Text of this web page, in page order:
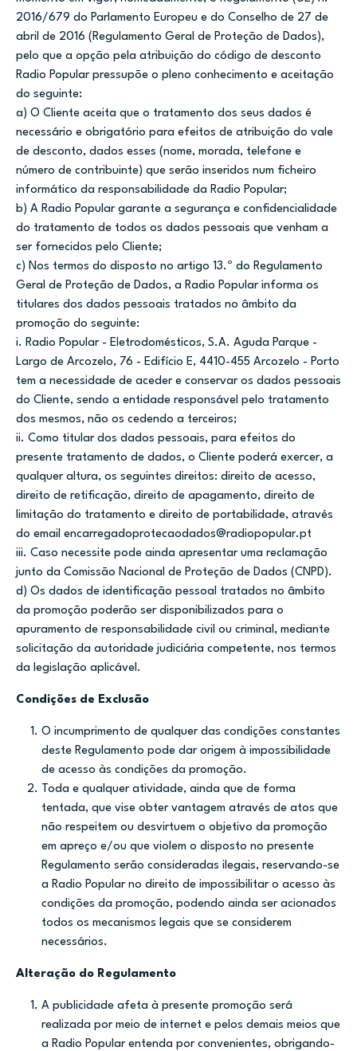
2016/679 do Parlamento Europeu e do Conselho de 27 de
abril de 2016 (Regulamento Geral de Proteção de Dados),
pelo que a opção pela atribuição do código de desconto
Radio Popular pressupõe o pleno conhecimento e aceitação
do seguinte:
a) O Cliente aceita que o tratamento dos seus dados é
necessário e obrigatório para efeitos de atribuição do vale
de desconto, dados esses (nome, morada, telefone e
número de contribuinte) que serão inseridos num ficheiro
informático da responsabilidade da Radio Popular;
b) A Radio Popular garante a segurança e confidencialidade
do tratamento de todos os dados pessoais que venham a
ser fornecidos pelo Cliente;
c) Nos termos do disposto no artigo 13.º do Regulamento
Geral de Proteção de Dados, a Radio Popular informa os
titulares dos dados pessoais tratados no âmbito da
promoção do seguinte:
i. Radio Popular - Eletrodomésticos, S.A. Aguda Parque -
Largo de Arcozelo, 76 - Edifício E, 4410-455 Arcozelo - Porto
tem a necessidade de aceder e conservar os dados pessoais
do Cliente, sendo a entidade responsável pelo tratamento
dos mesmos, não os cedendo a terceiros;
ii. Como titular dos dados pessoais, para efeitos do
presente tratamento de dados, o Cliente poderá exercer, a
qualquer altura, os seguintes direitos: direito de acesso,
direito de retificação, direito de apagamento, direito de
limitação do tratamento e direito de portabilidade, através
do email encarregadoprotecaodados@radiopopular.pt
iii. Caso necessite pode ainda apresentar uma reclamação
junto da Comissão Nacional de Proteção de Dados (CNPD).
d) Os dados de identificação pessoal tratados no âmbito
da promoção poderão ser disponibilizados para o
apuramento de responsabilidade civil ou criminal, mediante
solicitação da autoridade judiciária competente, nos termos
da legislação aplicável.
Condições de Exclusão
O incumprimento de qualquer das condições constantes
deste Regulamento pode dar origem à impossibilidade
de acesso às condições da promoção.
Toda e qualquer atividade, ainda que de forma
tentada, que vise obter vantagem através de atos que
não respeitem ou desvirtuem o objetivo da promoção
em apreço e/ou que violem o disposto no presente
Regulamento serão consideradas ilegais, reservando-se
a Radio Popular no direito de impossibilitar o acesso às
condições da promoção, podendo ainda ser acionados
todos os mecanismos legais que se considerem
necessários.
Alteração do Regulamento
A publicidade afeta à presente promoção será
realizada por meio de internet e pelos demais meios que
a Radio Popular entenda por convenientes, obrigando-